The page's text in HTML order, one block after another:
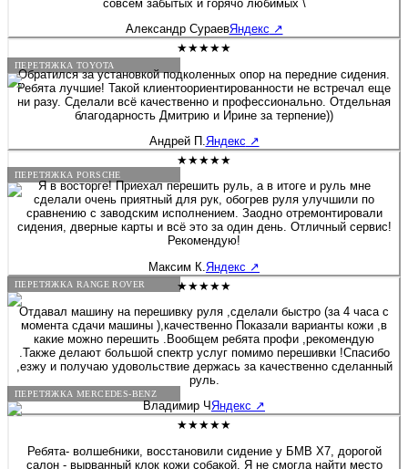
ПЕРЕТЯЖКА TOYOTA
ПЕРЕТЯЖКА PORSCHE
ПЕРЕТЯЖКА RANGE ROVER
ПЕРЕТЯЖКА MERCEDES-BENZ
совсем забытых и горячо любимых \
Александр СураевЯндекс ↗
★★★★★
Обратился за установкой подколенных опор на передние сидения.
Ребята лучшие! Такой клиентоориентированности не встречал еще
ни разу. Сделали всё качественно и профессионально. Отдельная
благодарность Дмитрию и Ирине за терпение))
Андрей П. Яндекс ↗
★★★★★
Я в восторге! Приехал перешить руль, а в итоге и руль мне
сделали очень приятный для рук, обогрев руля улучшили по
сравнению с заводским исполнением. Заодно отремонтировали
сидения, дверные карты и всё это за один день. Отличный сервис!
Рекомендую!
Максим К. Яндекс ↗
★★★★★
Отдавал машину на перешивку руля ,сделали быстро (за 4 часа с
момента сдачи машины ),качественно Показали варианты кожи ,в
какие можно перешить .Вообщем ребята профи ,рекомендую
.Также делают большой спектр услуг помимо перешивки !Спасибо
,езжу и получаю удовольствие держась за качественно сделанный
руль.
Владимир ЧЯндекс ↗
★★★★★
Ребята- волшебники, восстановили сидение у БМВ Х7, дорогой
салон - вырванный клок кожи собакой. Я не смогла найти место